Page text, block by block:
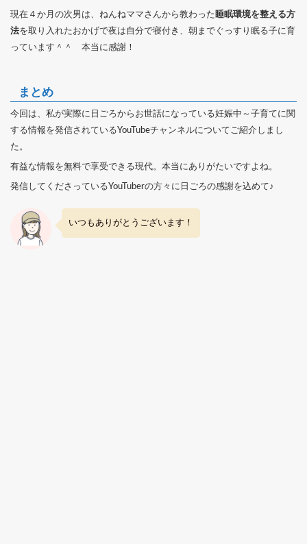
現在４か月の次男は、ねんねママさんから教わった 睡眠環境を整える方
法を取り入れたおかげで夜は自分で寝付き、朝までぐっすり眠る子に育
っています＾＾ 本当に感謝！
まとめ
今回は、私が実際に日ごろからお世話になっている妊娠中～子育てに関
する情報を発信されているYouTubeチャンネルについてご紹介しまし
た。
有益な情報を無料で享受できる現代。本当にありがたいですよね。
発信してくださっているYouTuberの方々に日ごろの感謝を込めて♪
いつもありがとうございます！